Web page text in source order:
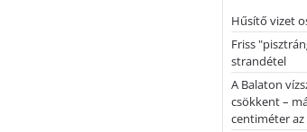
Hűsítő vizet
Friss
strandétel
A Balaton
csökkent –
centiméter az